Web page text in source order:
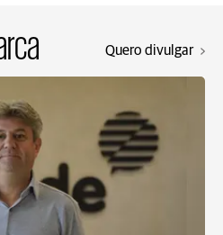
Quero divulgar